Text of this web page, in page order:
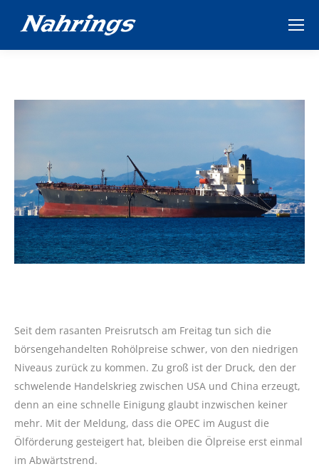
Seit dem rasanten Preisrutsch am Freitag tun sich die
börsengehandelten Rohölpreise schwer, von den niedrigen
Niveaus zurück zu kommen. Zu groß ist der Druck, den der
schwelende Handelskrieg zwischen USA und China erzeugt,
denn an eine schnelle Einigung glaubt inzwischen keiner
mehr. Mit der Meldung, dass die OPEC im August die
Ölförderung gesteigert hat, bleiben die Ölpreise erst einmal
im Abwärtstrend.